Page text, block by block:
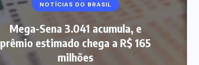
NOTÍCIAS DO BRASIL
Mega-Sena 3.041 acumula, e
prêmio estimado chega a R$ 165
milhões